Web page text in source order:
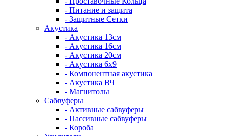
- Питание и защита
- Защитные Сетки
Акустика
- Акустика 13см
- Акустика 16см
- Акустика 20см
- Акустика 6x9
- Компонентная акустика
- Акустика ВЧ
- Магнитолы
Сабвуферы
- Активные сабвуферы
- Пассивные сабвуферы
- Короба